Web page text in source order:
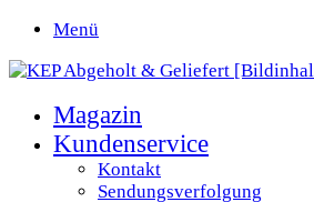
Menü
Magazin
Kundenservice
Kontakt
Sendungsverfolgung